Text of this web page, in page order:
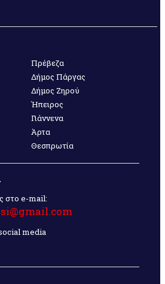
Πρέβεζα
Δήμος Πάργας
Δήμος Ζηρού
Ήπειρος
Γιάννενα
Άρτα
Θεσπρωτία
στο e-mail:
media